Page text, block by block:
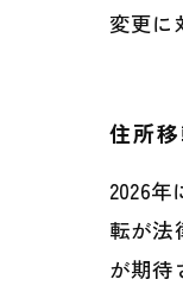
変更に
住所
2026
転が法
が期待